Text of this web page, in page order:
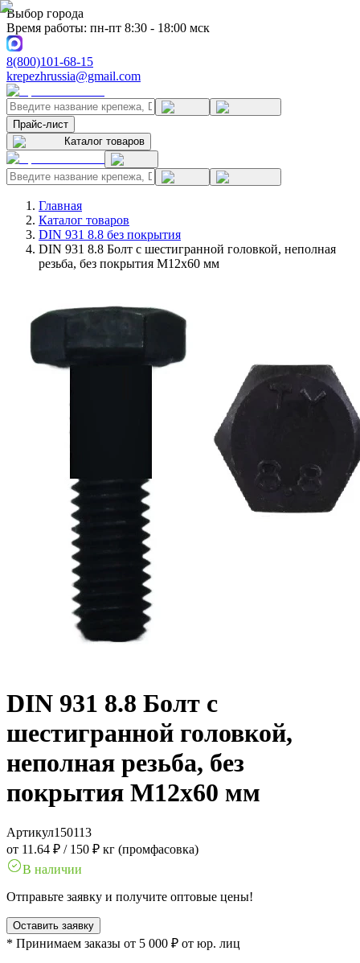
Выбор города
Время работы: пн-пт 8:30 - 18:00 мск
8(800)101-68-15
krepezhrussia@gmail.com
Прайс-лист
Каталог товаров
Главная
Каталог товаров
DIN 931 8.8 без покрытия
DIN 931 8.8 Болт с шестигранной головкой, неполная
резьба, без покрытия M12x60 мм
DIN 931 8.8 Болт с
шестигранной головкой,
неполная резьба, без
покрытия M12x60 мм
Артикул150113
от 11.64 ₽ / 150 ₽ кг (промфасовка)
В наличии
Отправьте заявку и получите оптовые цены!
Оставить заявку
* Принимаем заказы от 5 000 ₽ от юр. лиц